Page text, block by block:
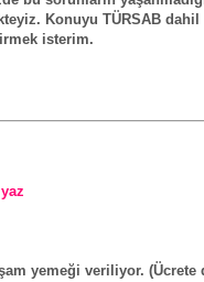
Konuyu TÜRSAB
isterim.
yemeği veriliyor. (Ücrete